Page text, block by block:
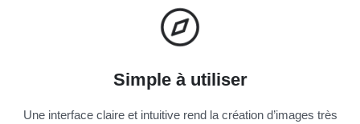
Simple à utiliser
Une interface claire et intuitive rend la création d’images très